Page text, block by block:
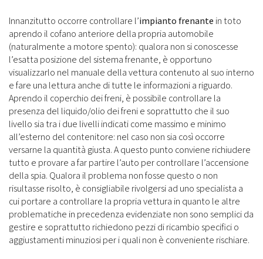
Innanzitutto occorre controllare l’impianto frenantein toto
aprendo il cofano anteriore della propria automobile
(naturalmente a motore spento): qualora non si conoscesse
l’esatta posizione del sistema frenante, è opportuno
visualizzarlo nel manuale della vettura contenuto al suo interno
e fare una lettura anche di tutte le informazioni a riguardo.
Aprendo il coperchio dei freni, è possibile controllare la
presenza del liquido/olio dei freni e soprattutto che il suo
livello sia tra i due livelli indicati come massimo e minimo
all’esterno del contenitore: nel caso non sia così occorre
versarne la quantità giusta. A questo punto conviene richiudere
tutto e provare a far partire l’auto per controllare l’accensione
della spia. Qualora il problema non fosse questo o non
risultasse risolto, è consigliabile rivolgersi ad uno specialista a
cui portare a controllare la propria vettura in quanto le altre
problematiche in precedenza evidenziate non sono semplici da
gestire e soprattutto richiedono pezzi di ricambio specifici o
aggiustamenti minuziosi per i quali non è conveniente rischiare.